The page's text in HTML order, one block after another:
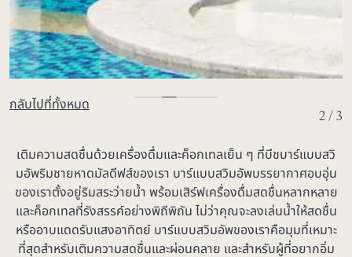
กลับไปที่ทั้งหมด
2 / 3
เติมความสดชื่นด้วยเครื่องดื่มและค็อกเทลเย็น ๆ ที่บีชบาร์แบบสวิ
มอัพริมชายหาดมัลดีฟส์ของเรา บาร์แบบสวิมอัพบรรยากาศอบอุ่น
ของเราตั้งอยู่ริมสระว่ายน้ำ พร้อมเสิร์ฟเครื่องดื่มสดชื่นหลากหลาย
และค็อกเทลที่รังสรรค์อย่างพิถีพิถัน ไม่ว่าคุณจะลงเล่นน้ำให้สดชื่น
หรืออาบแดดรับแสงอาทิตย์ บาร์แบบสวิมอัพของเราคือมุมที่เหมาะ
ที่สุดสำหรับเติมความสดชื่นและผ่อนคลาย และสำหรับผู้ที่อยากอิ่ม